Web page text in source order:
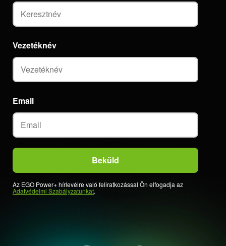
Email
Vezetéknév
Az EGO Power+ hírlevélre való feliratkozással Ön elfogadja az
Adatvédelmi Szabályzatunkat.